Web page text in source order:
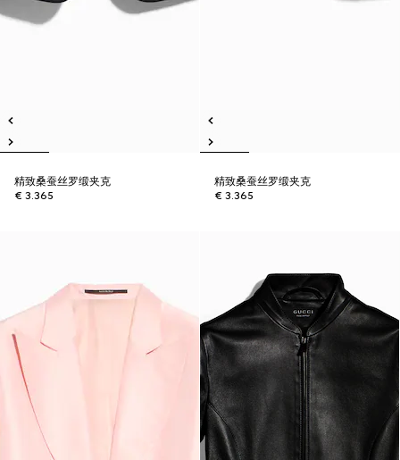
精致桑蚕丝罗缎夹克
€ 3.365
精致桑蚕丝罗缎夹克
€ 3.365